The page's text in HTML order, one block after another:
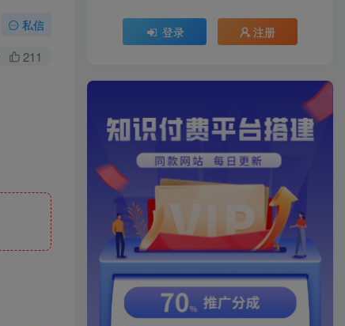
私信
211
登录 注册